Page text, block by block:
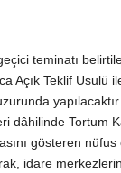
teminatı
Açık Teklif
yapılacaktır.
dâhilinde Tortum
gösteren
idare